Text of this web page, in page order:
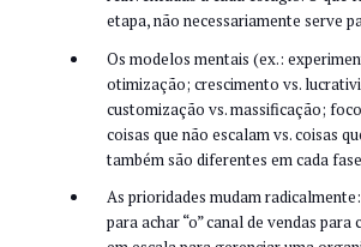
etapa, não necessariamente serve
Os modelos mentais (ex.:
otimização; crescimento vs.
customização vs. massificação;
coisas que não escalam vs. coisas
também são diferentes em cada
As prioridades mudam
para achar “o” canal de vendas